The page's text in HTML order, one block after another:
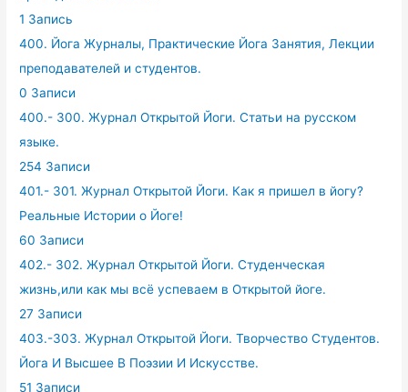
1 Запись
400. Йога Журналы, Практические Йога Занятия, Лекции
преподавателей и студентов.
0 Записи
400.- 300. Журнал Открытой Йоги. Статьи на русском
языке.
254 Записи
401.- 301. Журнал Открытой Йоги. Как я пришел в йогу?
Реальные Истории о Йоге!
60 Записи
402.- 302. Журнал Открытой Йоги. Студенческая
жизнь,или как мы всё успеваем в Открытой йоге.
27 Записи
403.-303. Журнал Открытой Йоги. Творчество Студентов.
Йога И Высшее В Поэзии И Искусстве.
51 Записи